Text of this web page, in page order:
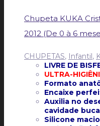
Chupeta KUKA
2012 (De 0 à 6
CHUPETAS, Infantil,
LIVRE DE
ULTRA-
Formato
Encaixe
Auxilia no
cavidade
Silicone